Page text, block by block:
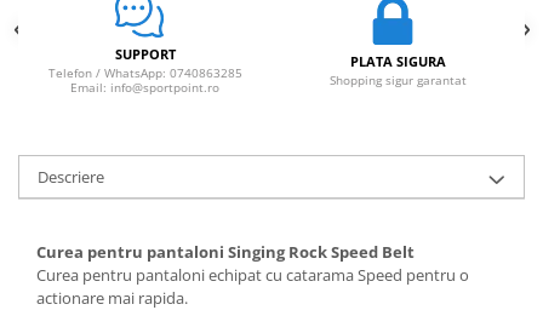
SUPPORT
Telefon / WhatsApp: 0740863285
Email: info@sportpoint.ro
PLATA SIGURA
Shopping sigur garantat
Descriere
Curea pentru pantaloni Singing RockSpeed Belt
Curea pentru pantaloni echipat cu cataramaSpeed pentru o
actionare mai rapida.